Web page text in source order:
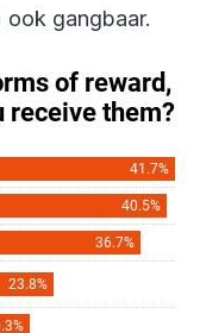
gangbaar.